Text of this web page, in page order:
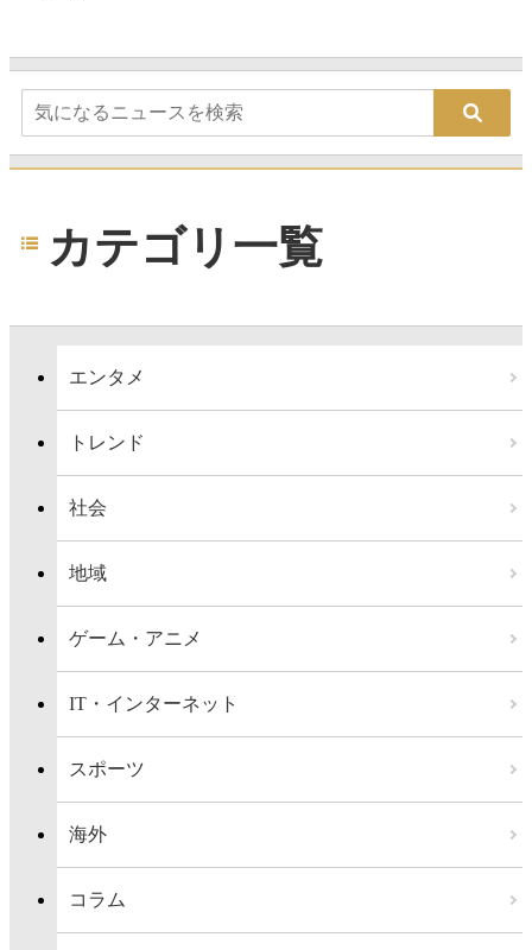
カテゴリ一覧
エンタメ
トレンド
社会
地域
ゲーム・アニメ
IT・インターネット
スポーツ
海外
コラム